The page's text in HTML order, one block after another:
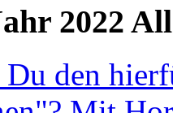
2022
den